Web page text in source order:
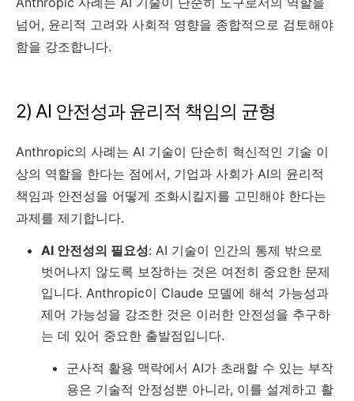
넘어, 윤리적 고려와 사회적 영향을 종합적으로 검토해야
함을 강조합니다.
2) AI 안전성과 윤리적 책임의 균형
Anthropic의 사례는 AI 기술이 단순히 혁신적인 기술 이
상의 역할을 한다는 점에서, 기업과 사회가 AI의 윤리적
책임과 안전성을 어떻게 조화시킬지를 고민해야 한다는
과제를 제기합니다.
AI 안전성의 필요성: AI 기술이 인간의 통제 밖으로
벗어나지 않도록 보장하는 것은 여전히 중요한 문제
입니다. Anthropic이 Claude 모델에 해석 가능성과
제어 가능성을 강조한 것은 이러한 안전성을 추구하
는 데 있어 중요한 출발점입니다.
군사적 활용 맥락에서 AI가 초래할 수 있는 부작
용은 기술적 안정성뿐 아니라, 이를 설계하고 활